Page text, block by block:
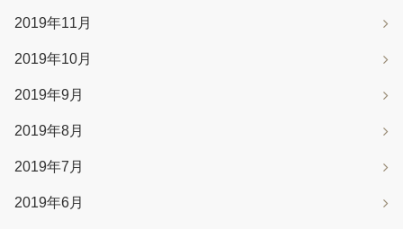
2019年11月
2019年10月
2019年9月
2019年8月
2019年7月
2019年6月